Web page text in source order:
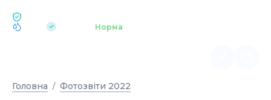
| Норма
Головна Фотозвіти 2022